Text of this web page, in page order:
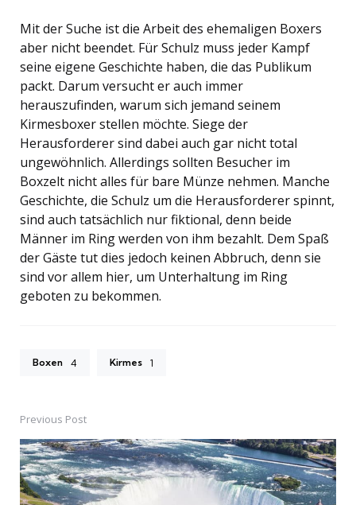
Mit der Suche ist die Arbeit des ehemaligen Boxers
aber nicht beendet. Für Schulz muss jeder Kampf
seine eigene Geschichte haben, die das Publikum
packt. Darum versucht er auch immer
herauszufinden, warum sich jemand seinem
Kirmesboxer stellen möchte. Siege der
Herausforderer sind dabei auch gar nicht total
ungewöhnlich. Allerdings sollten Besucher im
Boxzelt nicht alles für bare Münze nehmen. Manche
Geschichte, die Schulz um die Herausforderer spinnt,
sind auch tatsächlich nur fiktional, denn beide
Männer im Ring werden von ihm bezahlt. Dem Spaß
der Gäste tut dies jedoch keinen Abbruch, denn sie
sind vor allem hier, um Unterhaltung im Ring
geboten zu bekommen.
Boxen 4 Kirmes 1
Post
navigation
Previous Post